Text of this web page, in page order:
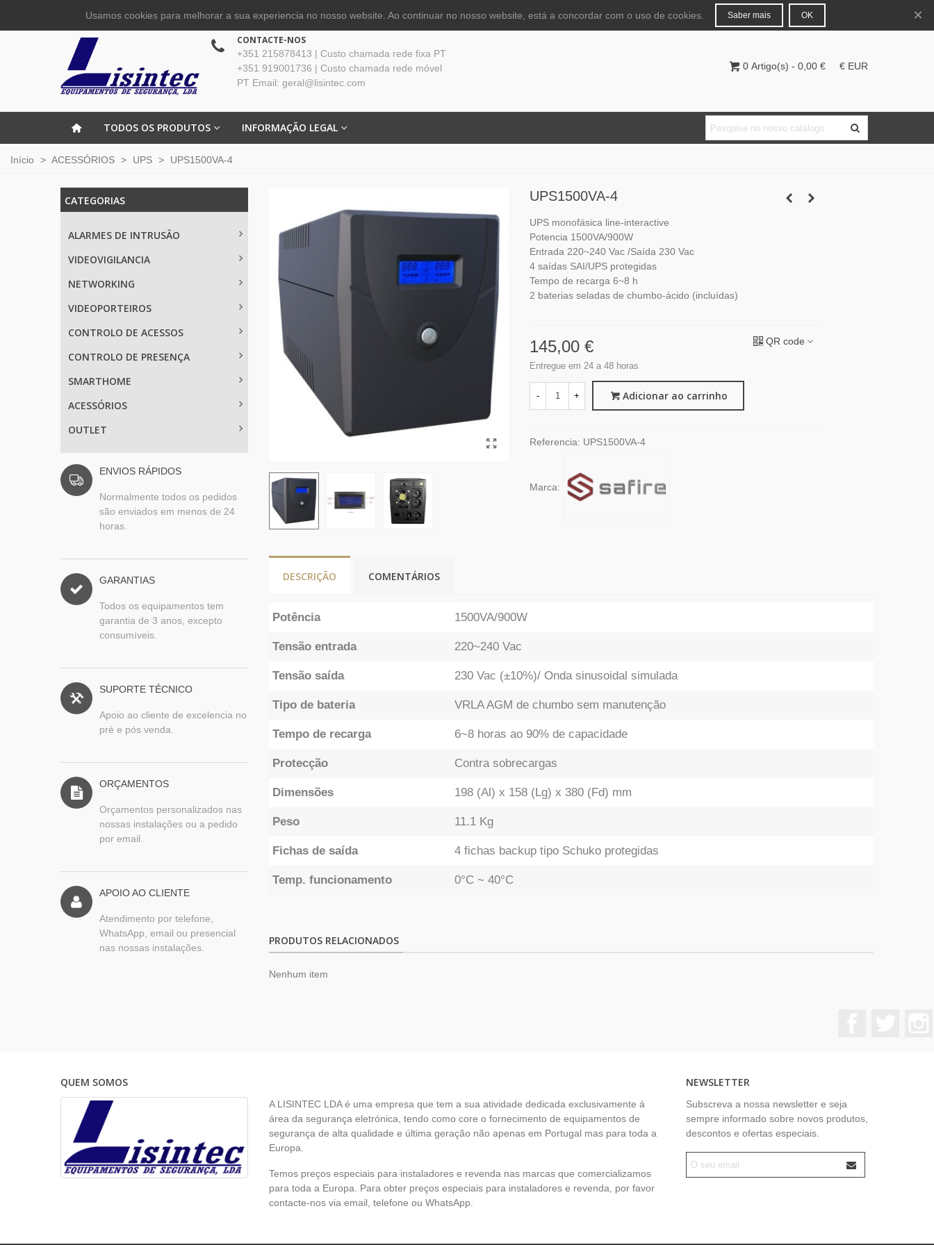
Português
CONTACTE-NOS
+351 215878413 | Custo chamada rede fixa PT
+351 919001736 | Custo chamada rede móvel
PT Email: geral@lisintec.com
0 Artigo(s) - 0,00 € € EUR
TODOS OS PRODUTOS INFORMAÇÃO LEGAL
Início > ACESSÓRIOS > UPS > UPS1500VA-4
CATEGORIAS
ALARMES DE INTRUSÂO
VIDEOVIGILANCIA
NETWORKING
VIDEOPORTEIROS
CONTROLO DE ACESSOS
CONTROLO DE PRESENÇA
SMARTHOME
ACESSÓRIOS
OUTLET
ENVIOS RÁPIDOS
Normalmente todos os pedidos
são enviados em menos de 24
horas.
GARANTIAS
Todos os equipamentos tem
garantia de 3 anos, excepto
consumíveis.
SUPORTE TÉCNICO
Apoio ao cliente de excelencia no
pré e pós venda.
ORÇAMENTOS
Orçamentos personalizados nas
nossas instalações ou a pedido
por email.
APOIO AO CLIENTE
Atendimento por telefone,
WhatsApp, email ou presencial
nas nossas instalações.
UPS1500VA-4
UPS monofásica line-interactive
Potencia 1500VA/900W
Entrada 220~240 Vac /Saída 230 Vac
4 saídas SAI/UPS protegidas
Tempo de recarga 6~8 h
2 baterias seladas de chumbo-ácido (incluídas)
145,00 €
Entregue em 24 a 48 horas
QR code
- + Adicionar ao carrinho
Referencia: UPS1500VA-4
Marca:
DESCRIÇÃO COMENTÁRIOS
Potência 1500VA/900W
Tensão entrada 220~240 Vac
Tensão saída 230 Vac (±10%)/ Onda sinusoidal simulada
Tipo de bateria VRLA AGM de chumbo sem manutenção
Tempo de recarga 6~8 horas ao 90% de capacidade
Protecção Contra sobrecargas
Dimensões 198 (Al) x 158 (Lg) x 380 (Fd) mm
Peso 11.1 Kg
Fichas de saída 4 fichas backup tipo Schuko protegidas
Temp. funcionamento 0°C ~ 40°C
PRODUTOS RELACIONADOS
Nenhum item
QUEM SOMOS
A LISINTEC LDA é uma empresa que tem a sua atividade dedicada exclusivamente á
área da segurança eletrónica, tendo como core o fornecimento de equipamentos de
segurança de alta qualidade e última geração não apenas em Portugal mas para toda a
Europa.
Temos preços especiais para instaladores e revenda nas marcas que comercializamos
para toda a Europa. Para obter preços especiais para instaladores e revenda, por favor
contacte-nos via email, telefone ou WhatsApp.
NEWSLETTER
Subscreva a nossa newsletter e seja
sempre informado sobre novos produtos,
descontos e ofertas especiais.
Usamos cookies para melhorar a sua experiencia no nosso website. Ao continuar no nosso website, está a concordar com o uso de cookies. Saber mais OK ×